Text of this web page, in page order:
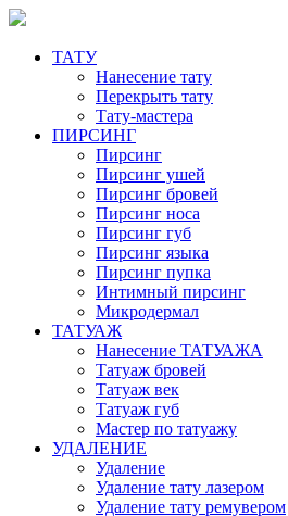
ТАТУ
Нанесение тату
Перекрыть тату
Тату-мастера
ПИРСИНГ
Пирсинг
Пирсинг ушей
Пирсинг бровей
Пирсинг носа
Пирсинг губ
Пирсинг языка
Пирсинг пупка
Интимный пирсинг
Микродермал
ТАТУАЖ
Нанесение ТАТУАЖА
Татуаж бровей
Татуаж век
Татуаж губ
Мастер по татуажу
УДАЛЕНИЕ
Удаление
Удаление тату лазером
Удаление тату ремувером